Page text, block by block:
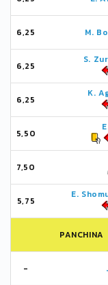
6,25 M.
6,25
S.
6,25
K.
5,50
7,50
5,75
E.
PANCHINA
-